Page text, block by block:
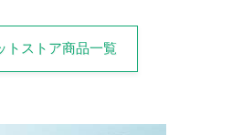
トストア商品一覧